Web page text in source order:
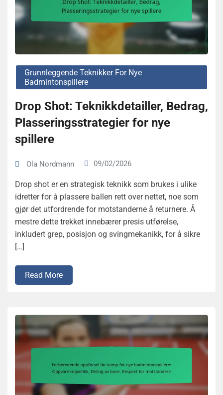
Grunnleggende Teknikker For Nye
Badmintonspillere
Drop Shot: Teknikkdetailler, Bedrag,
Plasseringsstrategier for nye
spillere
Ola Nordmann 09/02/2026
Drop shot er en strategisk teknikk som brukes i ulike
idretter for å plassere ballen rett over nettet, noe som
gjør det utfordrende for motstanderne å returnere. Å
mestre dette trekket innebærer presis utførelse,
inkludert grep, posisjon og svingmekanikk, for å sikre
[…]
Read More